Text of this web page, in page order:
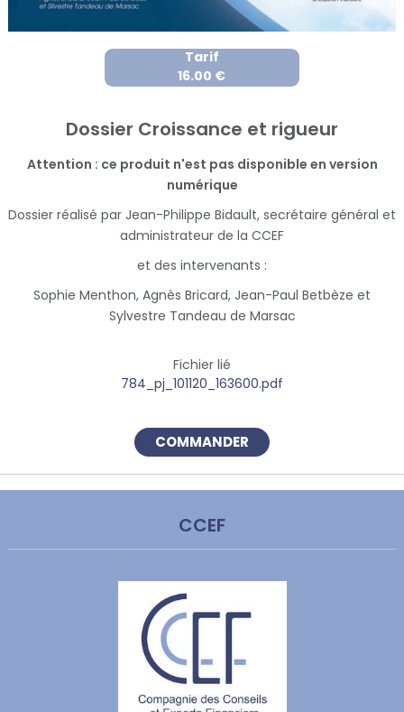
Tarif
16.00 €
Dossier Croissance et rigueur
Attention : ce produit n'est pas disponible en version
numérique
Dossier réalisé par Jean-Philippe Bidault, secrétaire général et
administrateur de la CCEF
et des intervenants :
Sophie Menthon, Agnès Bricard, Jean-Paul Betbèze et
Sylvestre Tandeau de Marsac
Fichier lié
784_pj_101120_163600.pdf
COMMANDER
CCEF